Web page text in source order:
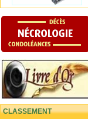
CLASSEMENT